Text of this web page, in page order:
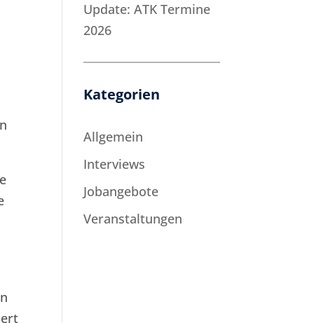
Update: ATK Termine
2026
Kategorien
Allgemein
Interviews
Jobangebote
Veranstaltungen